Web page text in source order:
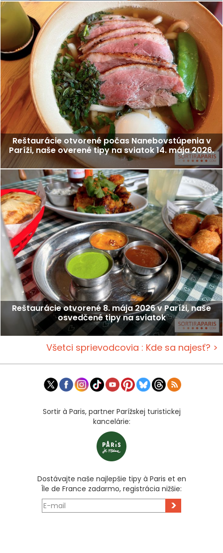
Reštaurácie otvorené počas Nanebovstúpenia v
Paríži, naše overené tipy na sviatok 14. mája 2026.
Reštaurácie otvorené 8. mája 2026 v Paríži, naše
osvedčené tipy na sviatok
Všetci sprievodcovia : Kde sa najesť? >
Sortir à Paris, partner Parížskej turistickej
kancelárie:
Dostávajte naše najlepšie tipy à Paris et en
Île de France zadarmo, registrácia nižšie:
>